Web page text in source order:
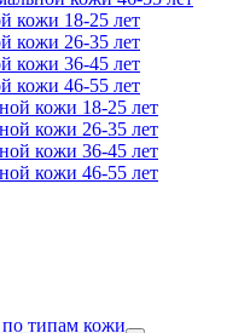
кожи 18-25 лет
кожи 26-35 лет
кожи 36-45 лет
кожи 46-55 лет
кожи 18-25 лет
кожи 26-35 лет
кожи 36-45 лет
кожи 46-55 лет
типам кожи